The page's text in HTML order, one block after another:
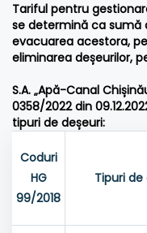
Tariful pentru
se determină ca sumă
evacuarea acestora,
eliminarea deșeurilor,
S.A. „Apă-Canal
0358/2022 din
tipuri de deșeuri:
Coduri
HG
99/2018
Tipuri de